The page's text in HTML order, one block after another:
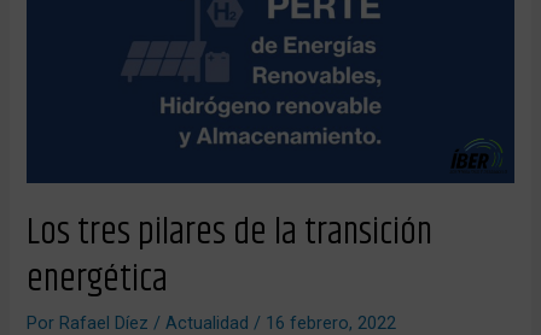
Los tres pilares de la transición
energética
Por Rafael Díez / Actualidad / 16 febrero, 2022